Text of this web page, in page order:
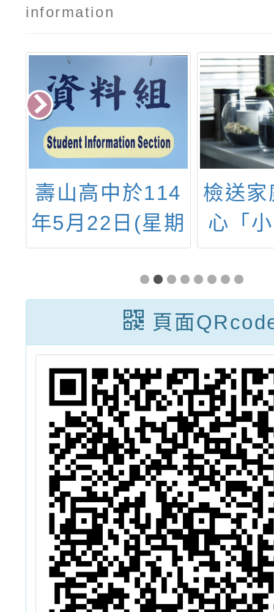
information
壽山高中於114
年5月22日(星期
四)舉辦「國際
文化體驗營」活
檢送
心「
課程
「
人」
家長
「邁
福」
的二
各
頁面